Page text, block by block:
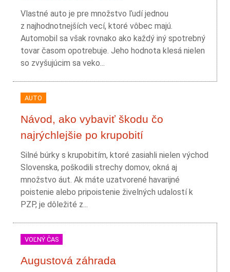
Vlastné auto je pre množstvo ľudí jednou
z najhodnotnejších vecí, ktoré vôbec majú.
Automobil sa však rovnako ako každý iný spotrebný
tovar časom opotrebuje. Jeho hodnota klesá nielen
so zvyšujúcim sa veko...
AUTO
Návod, ako vybaviť škodu čo
najrýchlejšie po krupobití
Silné búrky s krupobitím, ktoré zasiahli nielen východ
Slovenska, poškodili strechy domov, okná aj
množstvo áut. Ak máte uzatvorené havarijné
poistenie alebo pripoistenie živelných udalostí k
PZP, je dôležité z...
VOĽNÝ ČAS
Augustová záhrada